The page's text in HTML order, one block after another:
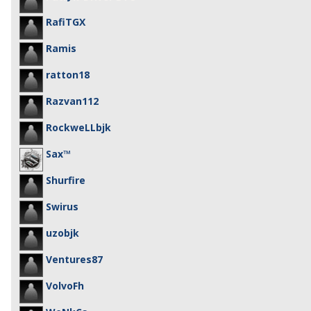
RafiTGX
Ramis
ratton18
Razvan112
RockweLLbjk
Sax™
Shurfire
Swirus
uzobjk
Ventures87
VolvoFh